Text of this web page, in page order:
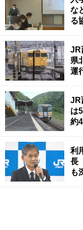
な
る
JR
県
運
JR
は
約
利
長
も